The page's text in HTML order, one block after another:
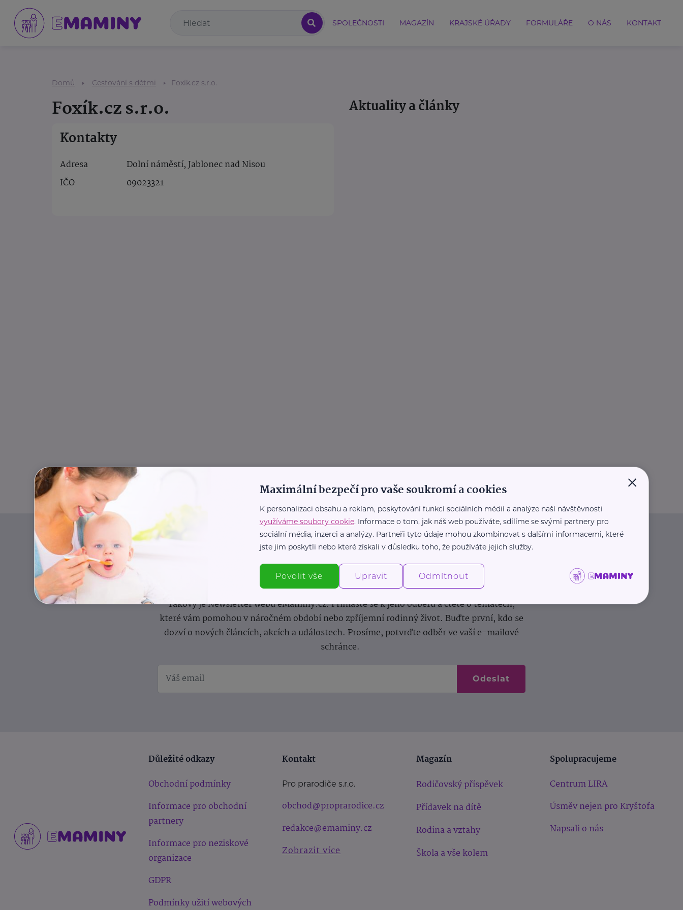
SPOLEČNOSTI MAGAZÍN KRAJSKÉ ÚŘADY FORMULÁŘE O NÁS KONTAKT
Domů Cestování s dětmi Foxík.cz s.r.o.
Foxík.cz s.r.o.
Kontakty
Adresa
Dolní náměstí, Jablonec nad Nisou
IČO
09023321
Aktuality a články
Newsletter
Pravidelný přísun novinek, inspirace na každý den, podpora pro rodiče i sdílení zkušeností.
Takový je Newsletter webu eMaminy.cz. Přihlaste se k jeho odběru a čtěte o tématech,
které vám pomohou v náročném období nebo zpříjemní rodinný život. Buďte první, kdo se
dozví o nových článcích, akcích a událostech. Prosíme, potvrďte odběr ve vaší e-mailové
schránce.
Odeslat
Důležité odkazy
Obchodní podmínky
Informace pro obchodní
partnery
Informace pro neziskové
organizace
GDPR
Podmínky užití webových
Kontakt
Pro prarodiče s.r.o.
obchod@proprarodice.cz
redakce@emaminy.cz
Zobrazit více
Magazín
Rodičovský příspěvek
Přídavek na dítě
Rodina a vztahy
Škola a vše kolem
Spolupracujeme
Centrum LIRA
Úsměv nejen pro Kryštofa
Napsali o nás
×
Maximální bezpečí pro vaše soukromí a cookies
K personalizaci obsahu a reklam, poskytování funkcí sociálních médií a analýze naší návštěvnosti
využíváme soubory cookie. Informace o tom, jak náš web používáte, sdílíme se svými partnery pro
sociální média, inzerci a analýzy. Partneři tyto údaje mohou zkombinovat s dalšími informacemi, které
jste jim poskytli nebo které získali v důsledku toho, že používáte jejich služby.
Povolit vše Upravit Odmítnout